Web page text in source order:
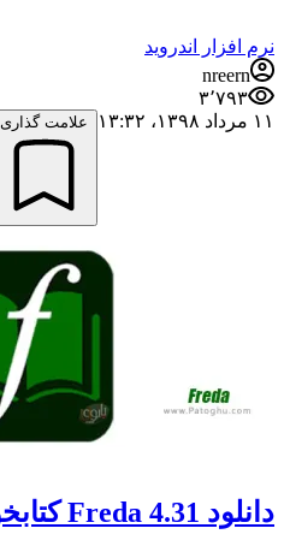
نرم افزار اندروید
nreern
۳٬۷۹۳
۱۱ مرداد ۱۳۹۸،‏ ۱۳:۳۲
علامت گذاری
دانلود 4.31 Freda کتابخوان برای اندروید